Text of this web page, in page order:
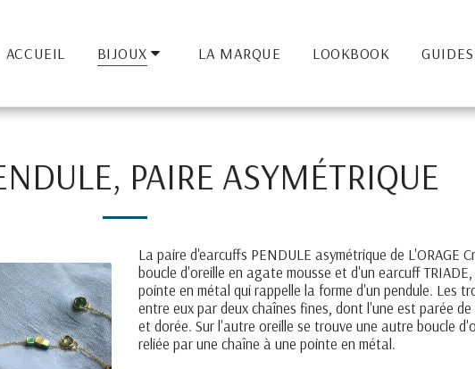
ACCUEIL BIJOUX LA MARQUE LOOKBOOK GUIDES
PAIRE ASYMÉTRIQUE
La paire d'earcuffs PENDULE asymétrique de L'ORAGE
boucle d'oreille en agate mousse et d'un earcuff
pointe en métal qui rappelle la forme d'un pendule. Les
entre eux par deux chaînes fines, dont l'une est parée
et dorée. Sur l'autre oreille se trouve une autre boucle
reliée par une chaîne à une pointe en métal.